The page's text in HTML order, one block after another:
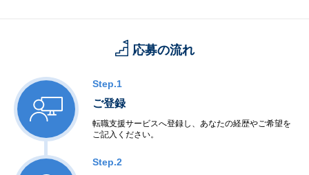
応募の流れ
Step.1
ご登録
転職支援サービスへ登録し、あなたの経歴やご希望を
ご記入ください。
Step.2